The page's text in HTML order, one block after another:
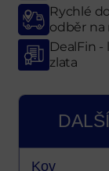
Rychlé
odběr na
DealFin
zlata
Kov